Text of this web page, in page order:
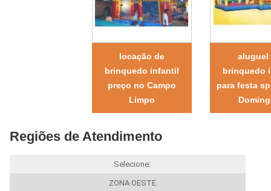
locação de
brinquedo infantil
preço no Campo
Limpo
aluguel
brinquedo
para festa
Regiões de Atendimento
Selecione:
ZONA OESTE